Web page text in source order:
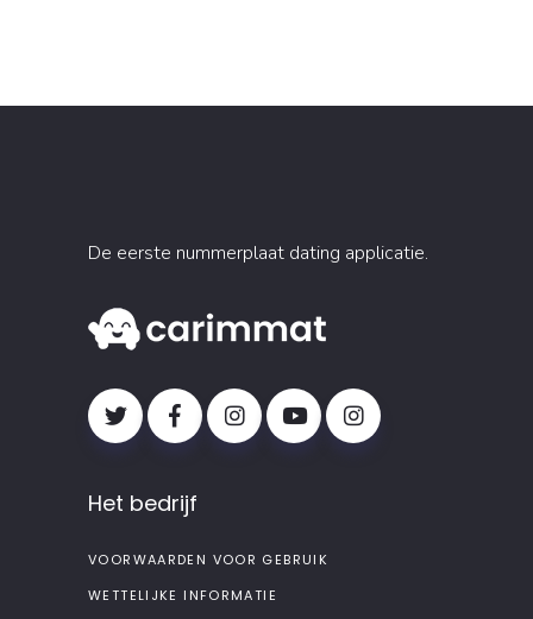
De eerste nummerplaat dating applicatie.
Het bedrijf
VOORWAARDEN VOOR GEBRUIK
WETTELIJKE INFORMATIE